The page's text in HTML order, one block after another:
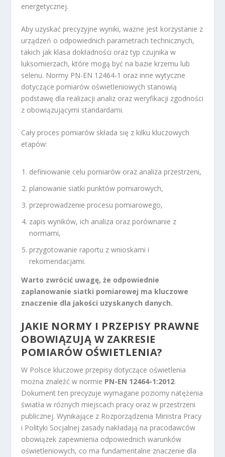
energetycznej.
Aby uzyskać precyzyjne wyniki, ważne jest korzystanie z
urządzeń o odpowiednich parametrach technicznych,
takich jak klasa dokładności oraz typ czujnika w
luksomierzach, które mogą być na bazie krzemu lub
selenu. Normy PN-EN 12464-1 oraz inne wytyczne
dotyczące pomiarów oświetleniowych stanowią
podstawę dla realizacji analiz oraz weryfikacji zgodności
z obowiązującymi standardami.
Cały proces pomiarów składa się z kilku kluczowych
etapów:
definiowanie celu pomiarów oraz analiza przestrzeni,
planowanie siatki punktów pomiarowych,
przeprowadzenie procesu pomiarowego,
zapis wyników, ich analiza oraz porównanie z
normami,
przygotowanie raportu z wnioskami i
rekomendacjami.
Warto zwrócić uwagę, że odpowiednie
zaplanowanie siatki pomiarowej ma kluczowe
znaczenie dla jakości uzyskanych danych.
JAKIE NORMY I PRZEPISY PRAWNE
OBOWIĄZUJĄ W ZAKRESIE
POMIARÓW OŚWIETLENIA?
W Polsce kluczowe przepisy dotyczące oświetlenia
można znaleźć w normie PN-EN 12464-1:2012.
Dokument ten precyzuje wymagane poziomy natężenia
światła w różnych miejscach pracy oraz w przestrzeni
publicznej. Wynikające z Rozporządzenia Ministra Pracy
i Polityki Socjalnej zasady nakładają na pracodawców
obowiązek zapewnienia odpowiednich warunków
oświetleniowych, co ma fundamentalne znaczenie dla